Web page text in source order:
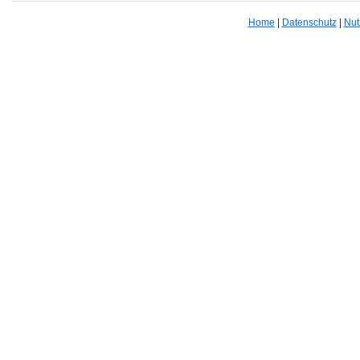
Home Datenschutz|